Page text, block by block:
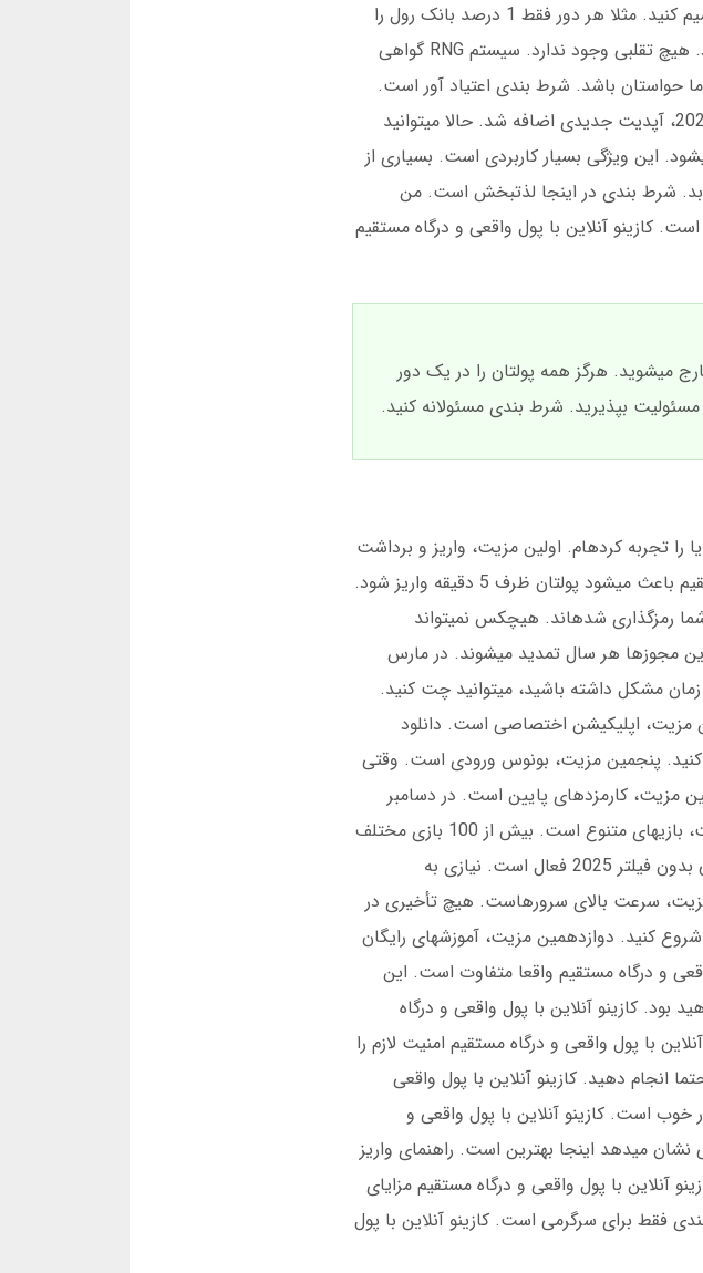
خارج میشوید. این ویژگی بسیار مهم است. شرط بندی مسئولانه کنید. بانک رول تان را تقسیم کنید. مثلا هر دور فقط 1 درصد بانک رول را
شرط کنید. کازینو آنلاین با پول واقعی و درگاه مستقیم شانس برد شما را یکسان نگه میدارد. هیچ تقلبی وجود ندارد. سیستم RNG گواهی
حواستان باشد. شرط بندی اعتیاد آور است.
کازینو آنلاین با پول واقعی و درگاه مستقیم بهترین جای برای بازی انفجار است. در مارس 2025، آپدیت جدیدی اضافه شد. حالا میتوانید
این ویژگی بسیار کاربردی است. بسیاری از
شرط بندی در اینجا لذتبخش است. من
کازینو آنلاین با پول واقعی و درگاه مستقیم
میشوید. هرگز همه پولتان را در یک دور
مسئولیت بپذیرید. شرط بندی مسئولانه کنید.
را تجربه کردهام. اولین مزیت، واریز و برداشت
سریع است. شما مستقیما از بانک خود استفاده میکنید. نیازی به واسطه نیست. درگاه مستقیم باعث میشود پولتان ظرف 5 دقیقه واریز شود.
شما رمزگذاری شدهاند. هیچکس نمیتواند
این مجوزها هر سال تمدید میشوند. در مارس
مزیت، پشتیبانی 24 ساعته است. شما هر زمان مشکل داشته باشید، میتوانید چت کنید.
2 دقیقه پاسخ دادند. چهارمین مزیت، اپلیکیشن اختصاصی است. دانلود
کنید. پنجمین مزیت، بونوس ورودی است. وقتی
خوبی است. ششمین مزیت، کارمزدهای پایین است. در دسامبر
2024، میانگین کارمزد 2 درصد است. در سایتهای دیگر 10 درصد هم هست. هفتمین مزیت، بازیهای متنوع است. بیش از 100 بازی مختلف
دارند. از پوکر گرفته تا اسلات. هشتمین مزیت، بدون فیلتر است. کازینو آنلاین با پول واقعی بدون فیلتر 2025 فعال است. نیازی به
سرعت بالای سرورهاست. هیچ تأخیری در
یازدهمین مزیت، امکان شرط بندی کم است. شما میتوانید از 100 تومان شروع کنید. دوازدهمین مزیت، آموزشهای رایگان
و درگاه مستقیم واقعا متفاوت است. این
کازینو آنلاین با پول واقعی و درگاه
با پول واقعی و درگاه مستقیم امنیت لازم را
انجام دهید. کازینو آنلاین با پول واقعی
بسیار خوب است. کازینو آنلاین با پول واقعی و
نشان میدهد اینجا بهترین است. راهنمای واریز
آنلاین با پول واقعی و درگاه مستقیم مزایای
فقط برای سرگرمی است. کازینو آنلاین با پول